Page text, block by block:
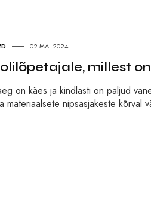
02.MAI 2024
millest
on käes ja kindlasti on paljud
materiaalsete nipsasjakeste kõrval